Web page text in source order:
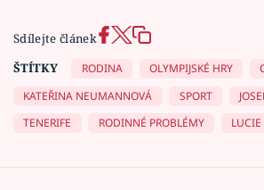
Sdílejte článek
ŠTÍTKY
RODINA OLYMPIJSKÉ HRY
KATEŘINA NEUMANNOVÁ
SPORT
TENERIFE
RODINNÉ PROBLÉMY